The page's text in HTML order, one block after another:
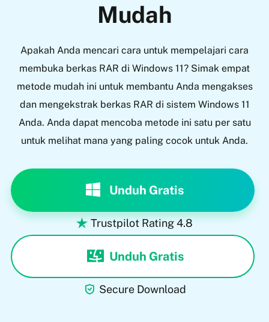
Mudah
Apakah Anda mencari cara untuk mempelajari cara
membuka berkas RAR di Windows 11? Simak empat
metode mudah ini untuk membantu Anda mengakses
dan mengekstrak berkas RAR di sistem Windows 11
Anda. Anda dapat mencoba metode ini satu per satu
untuk melihat mana yang paling cocok untuk Anda.
Unduh Gratis
 Trustpilot Rating 4.8
Unduh Gratis
 Secure Download